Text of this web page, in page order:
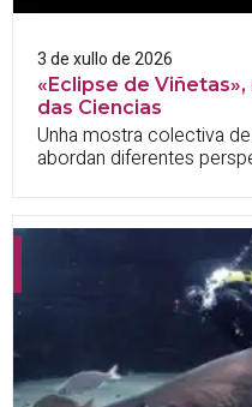
3 de xullo de 2026
«Eclipse de
das Ciencias
Unha mostra colectiva
abordan diferentes